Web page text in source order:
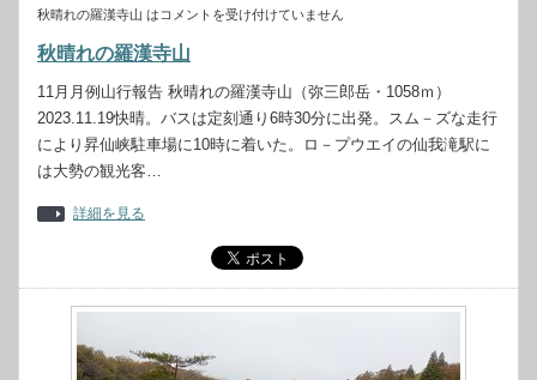
秋晴れの羅漢寺山 は コメントを受け付けていません
秋晴れの羅漢寺山
11月月例山行報告 秋晴れの羅漢寺山（弥三郎岳・1058ｍ）
2023.11.19快晴。バスは定刻通り6時30分に出発。スム－ズな走行
により昇仙峡駐車場に10時に着いた。ロ－プウエイの仙我滝駅に
は大勢の観光客…
詳細を見る